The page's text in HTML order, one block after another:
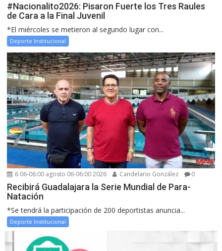
#Nacionalito2026: Pisaron Fuerte los Tres Raules
de Cara a la Final Juvenil
*El miércoles se metieron al segundo lugar con...
Deporte Institucional
6 06-06:00 agosto 06-06:00 2026 Candelario González 0
Recibirá Guadalajara la Serie Mundial de Para-
Natación
*Se tendrá la participación de 200 deportistas anuncia...
Deporte Institucional